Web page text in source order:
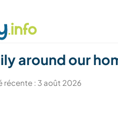
around our
récente : 3 août 2026